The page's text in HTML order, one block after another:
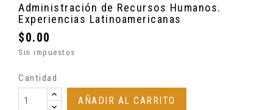
Administración de Recursos Humanos.
Experiencias Latinoamericanas
$0.00
Sin impuestos
Cantidad
AÑADIR AL CARRITO